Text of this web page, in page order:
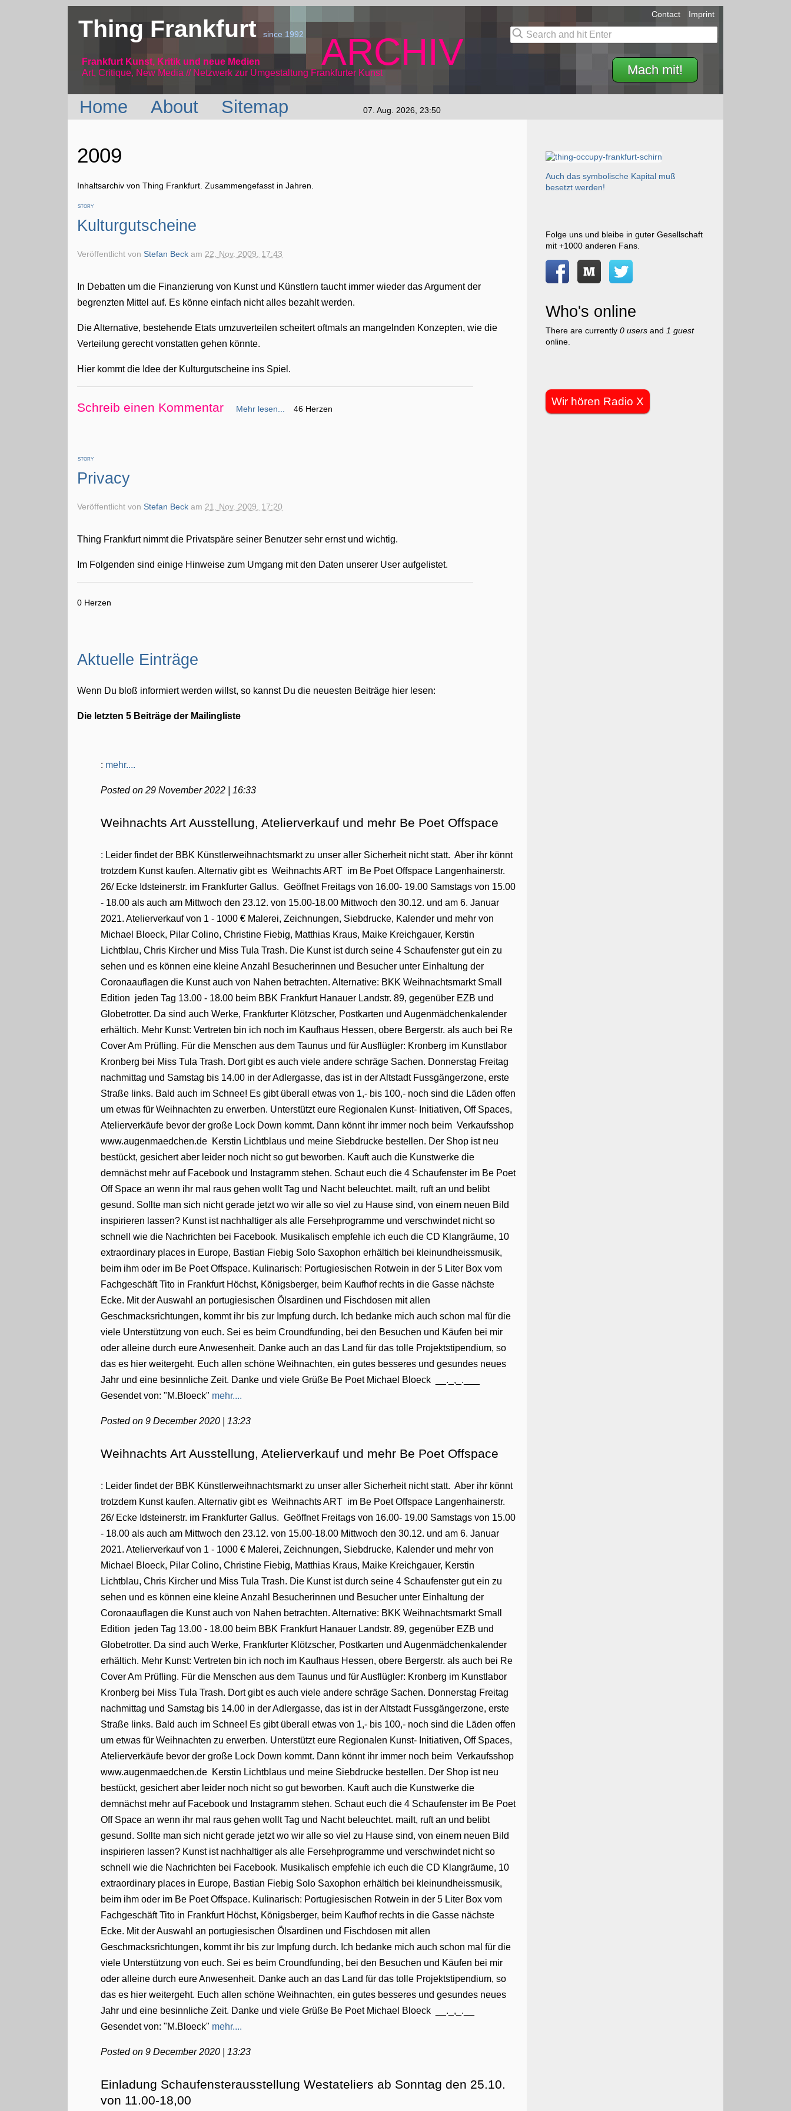
Thing Frankfurtsince 1992
Frankfurt Kunst, Kritik und neue Medien
Art, Critique, New Media // Netzwerk
ARCHIV
zur Umgestaltung Frankfurter Kunst Mach mit!
Contact Imprint
Home About Sitemap 07. Aug. 2026, 23:50
2009
Inhaltsarchiv von Thing Frankfurt. Zusammengefasst in Jahren.
STORY
Kulturgutscheine
Veröffentlicht vonStefan Beck am 22. Nov. 2009, 17:43
In Debatten um die Finanzierung von Kunst und Künstlern taucht immer wieder das Argument der
begrenzten Mittel auf. Es könne einfach nicht alles bezahlt werden.
Die Alternative, bestehende Etats umzuverteilen scheitert oftmals an mangelnden Konzepten, wie die
Verteilung gerecht vonstatten gehen könnte.
Hier kommt die Idee der Kulturgutscheine ins Spiel.
Schreib einen Kommentar Mehr lesen... 46 Herzen
STORY
Privacy
Veröffentlicht vonStefan Beck am 21. Nov. 2009, 17:20
Thing Frankfurt nimmt die Privatspäre seiner Benutzer sehr ernst und wichtig.
Im Folgenden sind einige Hinweise zum Umgang mit den Daten unserer User aufgelistet.
0 Herzen
Aktuelle Einträge
Wenn Du bloß informiert werden willst, so kannst Du die neuesten Beiträge hier lesen:
Die letzten 5 Beiträge der Mailingliste
: mehr....
Posted on 29 November 2022 | 16:33
Weihnachts Art Ausstellung, Atelierverkauf und mehr Be Poet Offspace
: Leider findet der BBK Künstlerweihnachtsmarkt zu unser aller Sicherheit nicht statt. Aber ihr könnt
trotzdem Kunst kaufen. Alternativ gibt es Weihnachts ART im Be Poet Offspace Langenhainerstr.
26/ Ecke Idsteinerstr. im Frankfurter Gallus. Geöffnet Freitags von 16.00- 19.00 Samstags von 15.00
- 18.00 als auch am Mittwoch den 23.12. von 15.00-18.00 Mittwoch den 30.12. und am 6. Januar
2021. Atelierverkauf von 1 - 1000 € Malerei, Zeichnungen, Siebdrucke, Kalender und mehr von
Michael Bloeck, Pilar Colino, Christine Fiebig, Matthias Kraus, Maike Kreichgauer, Kerstin
Lichtblau, Chris Kircher und Miss Tula Trash. Die Kunst ist durch seine 4 Schaufenster gut ein zu
sehen und es können eine kleine Anzahl Besucherinnen und Besucher unter Einhaltung der
Coronaauflagen die Kunst auch von Nahen betrachten. Alternative: BKK Weihnachtsmarkt Small
Edition jeden Tag 13.00 - 18.00 beim BBK Frankfurt Hanauer Landstr. 89, gegenüber EZB und
Globetrotter. Da sind auch Werke, Frankfurter Klötzscher, Postkarten und Augenmädchenkalender
erhältich. Mehr Kunst: Vertreten bin ich noch im Kaufhaus Hessen, obere Bergerstr. als auch bei Re
Cover Am Prüfling. Für die Menschen aus dem Taunus und für Ausflügler: Kronberg im Kunstlabor
Kronberg bei Miss Tula Trash. Dort gibt es auch viele andere schräge Sachen. Donnerstag Freitag
nachmittag und Samstag bis 14.00 in der Adlergasse, das ist in der Altstadt Fussgängerzone, erste
Straße links. Bald auch im Schnee! Es gibt überall etwas von 1,- bis 100,- noch sind die Läden offen
um etwas für Weihnachten zu erwerben. Unterstützt eure Regionalen Kunst- Initiativen, Off Spaces,
Atelierverkäufe bevor der große Lock Down kommt. Dann könnt ihr immer noch beim Verkaufsshop
www.augenmaedchen.de Kerstin Lichtblaus und meine Siebdrucke bestellen. Der Shop ist neu
bestückt, gesichert aber leider noch nicht so gut beworben. Kauft auch die Kunstwerke die
demnächst mehr auf Facebook und Instagramm stehen. Schaut euch die 4 Schaufenster im Be Poet
Off Space an wenn ihr mal raus gehen wollt Tag und Nacht beleuchtet. mailt, ruft an und belibt
gesund. Sollte man sich nicht gerade jetzt wo wir alle so viel zu Hause sind, von einem neuen Bild
inspirieren lassen? Kunst ist nachhaltiger als alle Fersehprogramme und verschwindet nicht so
schnell wie die Nachrichten bei Facebook. Musikalisch empfehle ich euch die CD Klangräume, 10
extraordinary places in Europe, Bastian Fiebig Solo Saxophon erhältich bei kleinundheissmusik,
beim ihm oder im Be Poet Offspace. Kulinarisch: Portugiesischen Rotwein in der 5 Liter Box vom
Fachgeschäft Tito in Frankfurt Höchst, Königsberger, beim Kaufhof rechts in die Gasse nächste
Ecke. Mit der Auswahl an portugiesischen Ölsardinen und Fischdosen mit allen
Geschmacksrichtungen, kommt ihr bis zur Impfung durch. Ich bedanke mich auch schon mal für die
viele Unterstützung von euch. Sei es beim Croundfunding, bei den Besuchen und Käufen bei mir
oder alleine durch eure Anwesenheit. Danke auch an das Land für das tolle Projektstipendium, so
das es hier weitergeht. Euch allen schöne Weihnachten, ein gutes besseres und gesundes neues
Jahr und eine besinnliche Zeit. Danke und viele Grüße Be Poet Michael Bloeck __._,_.___
Gesendet von: "M.Bloeck" mehr....
Posted on 9 December 2020 | 13:23
Weihnachts Art Ausstellung, Atelierverkauf und mehr Be Poet Offspace
: Leider findet der BBK Künstlerweihnachtsmarkt zu unser aller Sicherheit nicht statt. Aber ihr könnt
trotzdem Kunst kaufen. Alternativ gibt es Weihnachts ART im Be Poet Offspace Langenhainerstr.
26/ Ecke Idsteinerstr. im Frankfurter Gallus. Geöffnet Freitags von 16.00- 19.00 Samstags von 15.00
- 18.00 als auch am Mittwoch den 23.12. von 15.00-18.00 Mittwoch den 30.12. und am 6. Januar
2021. Atelierverkauf von 1 - 1000 € Malerei, Zeichnungen, Siebdrucke, Kalender und mehr von
Michael Bloeck, Pilar Colino, Christine Fiebig, Matthias Kraus, Maike Kreichgauer, Kerstin
Lichtblau, Chris Kircher und Miss Tula Trash. Die Kunst ist durch seine 4 Schaufenster gut ein zu
sehen und es können eine kleine Anzahl Besucherinnen und Besucher unter Einhaltung der
Coronaauflagen die Kunst auch von Nahen betrachten. Alternative: BKK Weihnachtsmarkt Small
Edition jeden Tag 13.00 - 18.00 beim BBK Frankfurt Hanauer Landstr. 89, gegenüber EZB und
Globetrotter. Da sind auch Werke, Frankfurter Klötzscher, Postkarten und Augenmädchenkalender
erhältich. Mehr Kunst: Vertreten bin ich noch im Kaufhaus Hessen, obere Bergerstr. als auch bei Re
Cover Am Prüfling. Für die Menschen aus dem Taunus und für Ausflügler: Kronberg im Kunstlabor
Kronberg bei Miss Tula Trash. Dort gibt es auch viele andere schräge Sachen. Donnerstag Freitag
nachmittag und Samstag bis 14.00 in der Adlergasse, das ist in der Altstadt Fussgängerzone, erste
Straße links. Bald auch im Schnee! Es gibt überall etwas von 1,- bis 100,- noch sind die Läden offen
um etwas für Weihnachten zu erwerben. Unterstützt eure Regionalen Kunst- Initiativen, Off Spaces,
Atelierverkäufe bevor der große Lock Down kommt. Dann könnt ihr immer noch beim Verkaufsshop
www.augenmaedchen.de Kerstin Lichtblaus und meine Siebdrucke bestellen. Der Shop ist neu
bestückt, gesichert aber leider noch nicht so gut beworben. Kauft auch die Kunstwerke die
demnächst mehr auf Facebook und Instagramm stehen. Schaut euch die 4 Schaufenster im Be Poet
Off Space an wenn ihr mal raus gehen wollt Tag und Nacht beleuchtet. mailt, ruft an und belibt
gesund. Sollte man sich nicht gerade jetzt wo wir alle so viel zu Hause sind, von einem neuen Bild
inspirieren lassen? Kunst ist nachhaltiger als alle Fersehprogramme und verschwindet nicht so
schnell wie die Nachrichten bei Facebook. Musikalisch empfehle ich euch die CD Klangräume, 10
extraordinary places in Europe, Bastian Fiebig Solo Saxophon erhältich bei kleinundheissmusik,
beim ihm oder im Be Poet Offspace. Kulinarisch: Portugiesischen Rotwein in der 5 Liter Box vom
Fachgeschäft Tito in Frankfurt Höchst, Königsberger, beim Kaufhof rechts in die Gasse nächste
Ecke. Mit der Auswahl an portugiesischen Ölsardinen und Fischdosen mit allen
Geschmacksrichtungen, kommt ihr bis zur Impfung durch. Ich bedanke mich auch schon mal für die
viele Unterstützung von euch. Sei es beim Croundfunding, bei den Besuchen und Käufen bei mir
oder alleine durch eure Anwesenheit. Danke auch an das Land für das tolle Projektstipendium, so
das es hier weitergeht. Euch allen schöne Weihnachten, ein gutes besseres und gesundes neues
Jahr und eine besinnliche Zeit. Danke und viele Grüße Be Poet Michael Bloeck __._,_.__
Gesendet von: "M.Bloeck" mehr....
Posted on 9 December 2020 | 13:23
Einladung Schaufensterausstellung Westateliers ab Sonntag den 25.10.
von 11.00-18,00
Auch das symbolische Kapital muß
besetzt werden!
Folge uns und bleibe in guter Gesellschaft
mit +1000 anderen Fans.
Who's online
There are currently 0 usersand 1 guest
online.
Wir hören Radio X